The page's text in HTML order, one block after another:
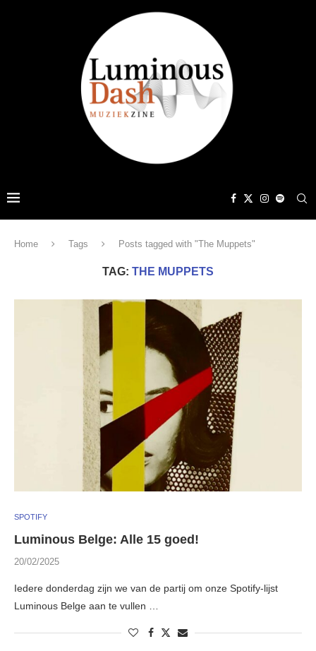
Home Tags Posts tagged with "The Muppets"
TAG: THE MUPPETS
SPOTIFY
Luminous Belge: Alle 15 goed!
20/02/2025
Iedere donderdag zijn we van de partij om onze Spotify-lijst
Luminous Belge aan te vullen …